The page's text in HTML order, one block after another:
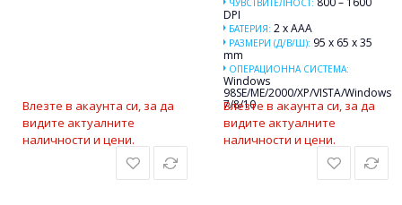
Влезте в акаунта си, за да
видите актуалните
наличности и цени.
DPI
БАТЕРИЯ: 2 x AAA
РАЗМЕРИ (Д/В/Ш): 95 x 65 x 35
mm
ОПЕРАЦИОННА СИСТЕМА:
Windows
98SE/ME/2000/XP/VISTA/Windows
7/8/10
Влезте в акаунта си, за да
видите актуалните
наличности и цени.